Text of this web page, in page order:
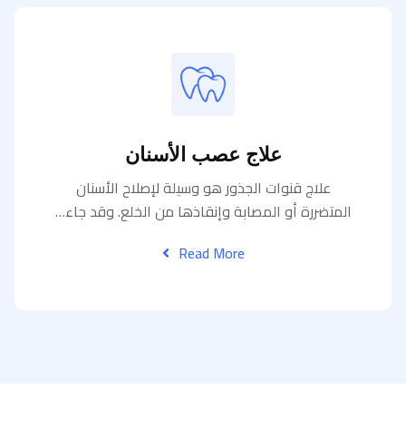
علاج عصب الأسنان
علاج قنوات الجذور هو وسيلة لإصلاح الأسنان
المتضررة أو المصابة وإنقاذها من الخلع. وقد جاء…
Read More